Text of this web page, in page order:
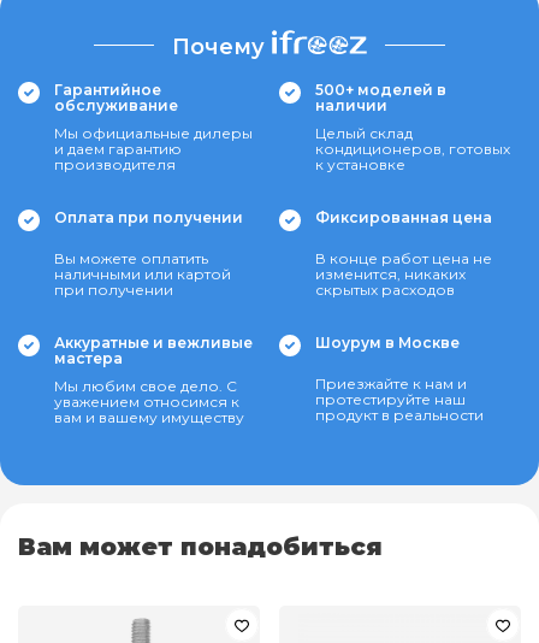
Почему
Гарантийное
обслуживание
Мы официальные дилеры
и даем гарантию
производителя
500+ моделей в
наличии
Целый склад
кондиционеров, готовых
к установке
Оплата при получении
Вы можете оплатить
наличными или картой
при получении
Фиксированная цена
В конце работ цена не
изменится, никаких
скрытых расходов
Аккуратные и вежливые
мастера
Мы любим свое дело. С
уважением относимся к
вам и вашему имуществу
Шоурум в Москве
Приезжайте к нам и
протестируйте наш
продукт в реальности
Вам может понадобиться